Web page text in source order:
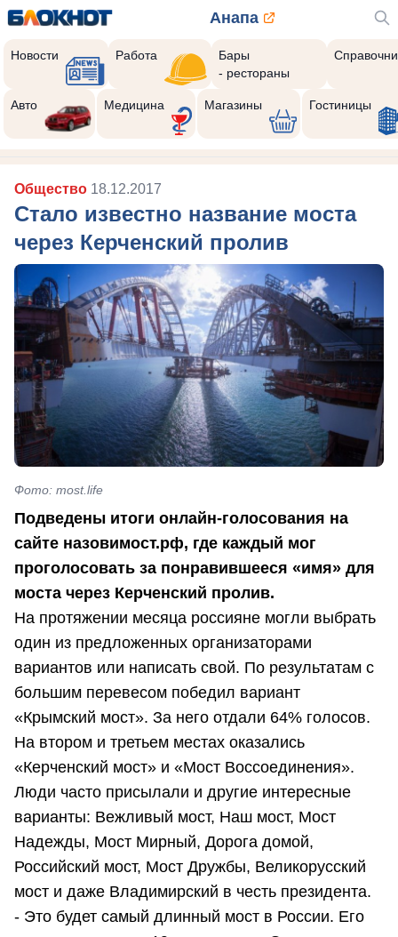
Анапа
Новости Работа
Бары
- рестораны
Авто Медицина Магазины Гостиницы
Общество 18.12.2017
Стало известно название моста
через Керченский пролив
Фото: most.life
Подведены итоги онлайн-голосования на
сайте назовимост.рф, где каждый мог
проголосовать за понравившееся «имя» для
моста через Керченский пролив.
На протяжении месяца россияне могли выбрать
один из предложенных организаторами
вариантов или написать свой. По результатам с
большим перевесом победил вариант
«Крымский мост». За него отдали 64% голосов.
На втором и третьем местах оказались
«Керченский мост» и «Мост Воссоединения».
Люди часто присылали и другие интересные
варианты: Вежливый мост, Наш мост, Мост
Надежды, Мост Мирный, Дорога домой,
Российский мост, Мост Дружбы, Великорусский
мост и даже Владимирский в честь президента.
- Это будет самый длинный мост в России. Его